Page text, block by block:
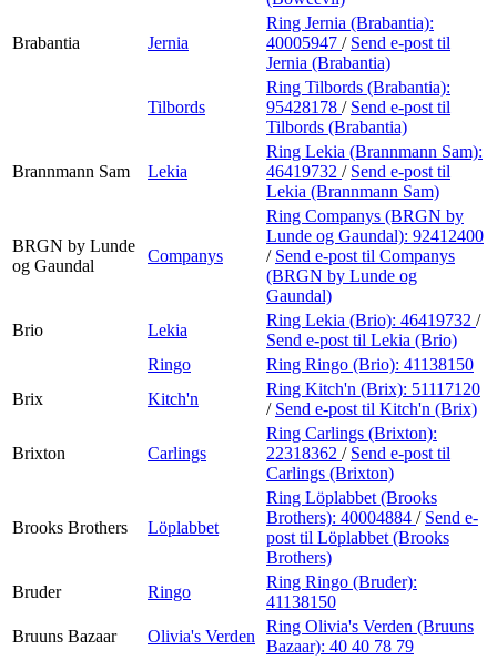
Brabantia Jernia
Ring Jernia (Brabantia):
40005947 / Send e-post til
Jernia (Brabantia)
Tilbords
Ring Tilbords (Brabantia):
95428178 / Send e-post til
Tilbords (Brabantia)
Brannmann Sam Lekia
Ring Lekia (Brannmann Sam):
46419732 / Send e-post til
Lekia (Brannmann Sam)
BRGN by Lunde
og Gaundal
Companys
Ring Companys (BRGN by
Lunde og Gaundal): 92412400
/ Send e-post til Companys
(BRGN by Lunde og
Gaundal)
Brio
Lekia
Ring Lekia (Brio): 46419732 /
Send e-post til Lekia (Brio)
Ringo
Ring Ringo (Brio): 41138150
Brix
Kitch'n
Ring Kitch'n (Brix): 51117120
/ Send e-post til Kitch'n (Brix)
Brixton Carlings
Ring Carlings (Brixton):
22318362 / Send e-post til
Carlings (Brixton)
Brooks Brothers Löplabbet
Ring Löplabbet (Brooks
Brothers): 40004884 / Send e-
post til Löplabbet (Brooks
Brothers)
Bruder
Ringo
Ring Ringo (Bruder):
41138150
Bruuns Bazaar
Olivia's Verden
Ring Olivia's Verden (Bruuns
Bazaar): 40 40 78 79